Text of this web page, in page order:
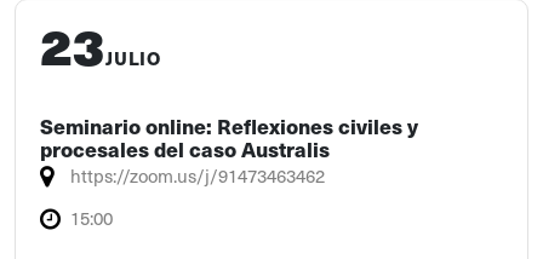
23JULIO
Seminario online: Reflexiones civiles y
procesales del caso Australis
https://zoom.us/j/91473463462
15:00